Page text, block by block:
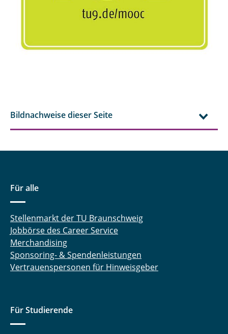
Bildnachweise dieser Seite
Für alle
Stellenmarkt der TU Braunschweig
Jobbörse des Career Service
Merchandising
Sponsoring- & Spendenleistungen
Vertrauenspersonen für Hinweisgeber
Für Studierende